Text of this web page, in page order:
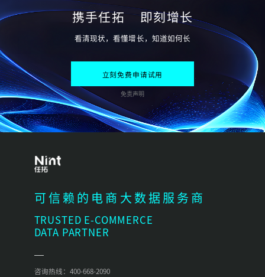
携手任拓 即刻增长
看清现状，看懂增长，知道如何长
立刻免费申请试用
免责声明
可信赖的电商大数据服务商
TRUSTED E-COMMERCE
DATA PARTNER
咨询热线：400-668-2090